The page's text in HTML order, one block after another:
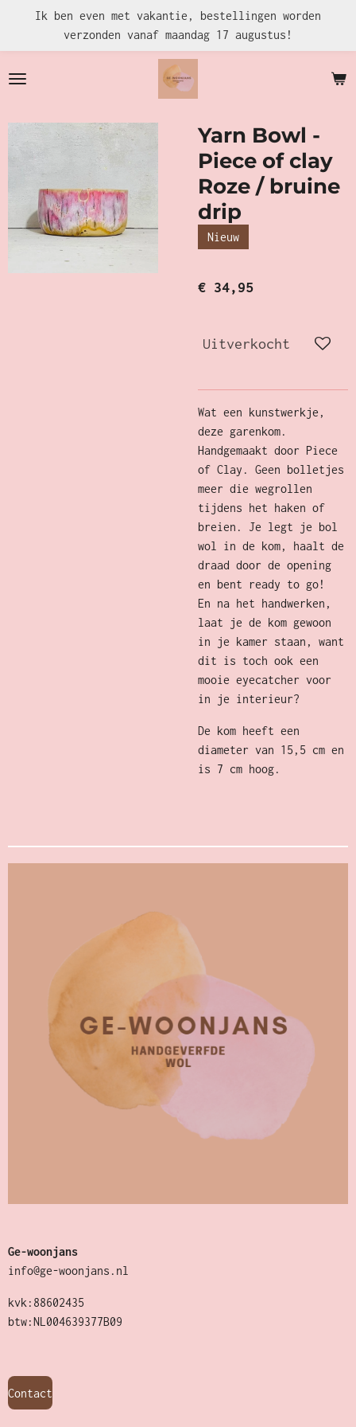
naar
de
Ik ben even met vakantie, bestellingen worden
verzonden vanaf maandag 17 augustus!
Yarn Bowl -
Piece of clay
Roze / bruine
drip
Nieuw
€ 34,95
Uitverkocht
Wat een kunstwerkje,
deze garenkom.
Handgemaakt door Piece
of Clay. Geen bolletjes
meer die wegrollen
tijdens het haken of
breien. Je legt je bol
wol in de kom, haalt de
draad door de opening
en bent ready to go!
En na het handwerken,
laat je de kom gewoon
in je kamer staan, want
dit is toch ook een
mooie eyecatcher voor
in je interieur?
De kom heeft een
diameter van 15,5 cm en
is 7 cm hoog.
Ge-woonjans
info@ge-woonjans.nl
kvk:88602435
btw:NL004639377B09
Contact